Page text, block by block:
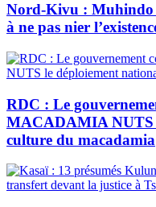
Nord-Kivu : Muhindo
à ne pas nier
RDC : Le
MACADAMIA NUTS
culture du macadamia